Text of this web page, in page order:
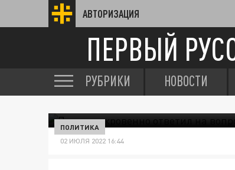
АВТОРИЗАЦИЯ
ПЕРВЫЙ
РУБРИКИ НОВОСТИ
ПОЛИТИКА
02 ИЮЛЯ 2022 16:44